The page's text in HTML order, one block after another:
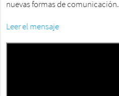
nuevas formas de comunicación.
Leer el mensaje